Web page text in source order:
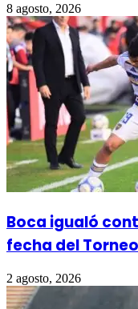
8 agosto, 2026
Boca igualó
fecha del
2 agosto, 2026